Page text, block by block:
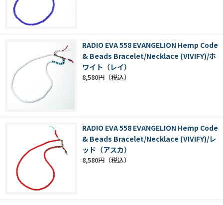
RADIO EVA 558 EVANGELION Hemp Code
& Beads Bracelet/Necklace (VIVIFY)/ホ
ワイト（レイ）
8,580円
RADIO EVA 558 EVANGELION Hemp Code
& Beads Bracelet/Necklace (VIVIFY)/レ
ッド（アスカ）
8,580円